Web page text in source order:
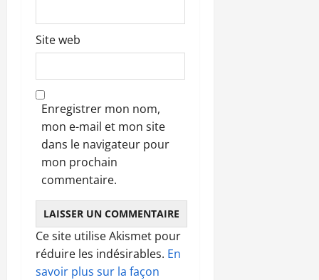
Site web
Enregistrer mon nom,
mon e-mail et mon site
dans le navigateur pour
mon prochain
commentaire.
Ce site utilise Akismet pour
réduire les indésirables. En
savoir plus sur la façon